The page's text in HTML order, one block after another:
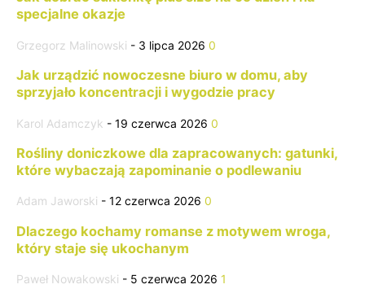
Drinki mleczne
Drinki na bazie kawy
Eksperymentalne koktajle
Eksperymenty molekularne
Fakty i Mity
Food & Cocktail Stories
Food pairing
Historia alkoholi
Historia koktajli filmowych i literackich
Koktajle niskoprocentowe (low ABV)
Koktajle sezonowe
Kultura picia
Legendarny bar i barmani
Mocktaile
Najpopularniejsze drinki na świecie
Napoje grzane i zimowe
Pytania od Czytelników
Sezonowe owoce i warzywa w koktajlach
Słynne konkursy barmańskie
Sprzęt barmański
Sztuka serwowania drinków
specjalne okazje
Grzegorz Malinowski - 3 lipca 2026 0
Jak urządzić nowoczesne biuro w domu, aby
sprzyjało koncentracji i wygodzie pracy
Karol Adamczyk - 19 czerwca 2026 0
Rośliny doniczkowe dla zapracowanych: gatunki,
które wybaczają zapominanie o podlewaniu
Adam Jaworski - 12 czerwca 2026 0
Dlaczego kochamy romanse z motywem wroga,
który staje się ukochanym
Paweł Nowakowski - 5 czerwca 2026 1